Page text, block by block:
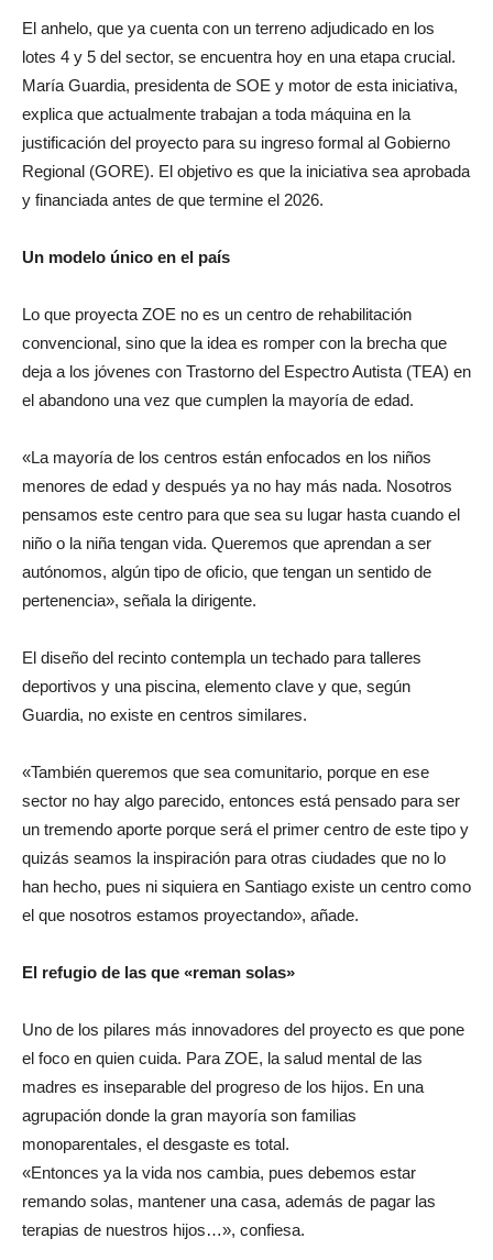
El anhelo, que ya cuenta con un terreno adjudicado en los
lotes 4 y 5 del sector, se encuentra hoy en una etapa crucial.
María Guardia, presidenta de SOE y motor de esta iniciativa,
explica que actualmente trabajan a toda máquina en la
justificación del proyecto para su ingreso formal al Gobierno
Regional (GORE). El objetivo es que la iniciativa sea aprobada
y financiada antes de que termine el 2026.
Un modelo único en el país
Lo que proyecta ZOE no es un centro de rehabilitación
convencional, sino que la idea es romper con la brecha que
deja a los jóvenes con Trastorno del Espectro Autista (TEA) en
el abandono una vez que cumplen la mayoría de edad.
«La mayoría de los centros están enfocados en los niños
menores de edad y después ya no hay más nada. Nosotros
pensamos este centro para que sea su lugar hasta cuando el
niño o la niña tengan vida. Queremos que aprendan a ser
autónomos, algún tipo de oficio, que tengan un sentido de
pertenencia», señala la dirigente.
El diseño del recinto contempla un techado para talleres
deportivos y una piscina, elemento clave y que, según
Guardia, no existe en centros similares.
«También queremos que sea comunitario, porque en ese
sector no hay algo parecido, entonces está pensado para ser
un tremendo aporte porque será el primer centro de este tipo y
quizás seamos la inspiración para otras ciudades que no lo
han hecho, pues ni siquiera en Santiago existe un centro como
el que nosotros estamos proyectando», añade.
El refugio de las que «reman solas»
Uno de los pilares más innovadores del proyecto es que pone
el foco en quien cuida. Para ZOE, la salud mental de las
madres es inseparable del progreso de los hijos. En una
agrupación donde la gran mayoría son familias
monoparentales, el desgaste es total.
«Entonces ya la vida nos cambia, pues debemos estar
remando solas, mantener una casa, además de pagar las
terapias de nuestros hijos…», confiesa.